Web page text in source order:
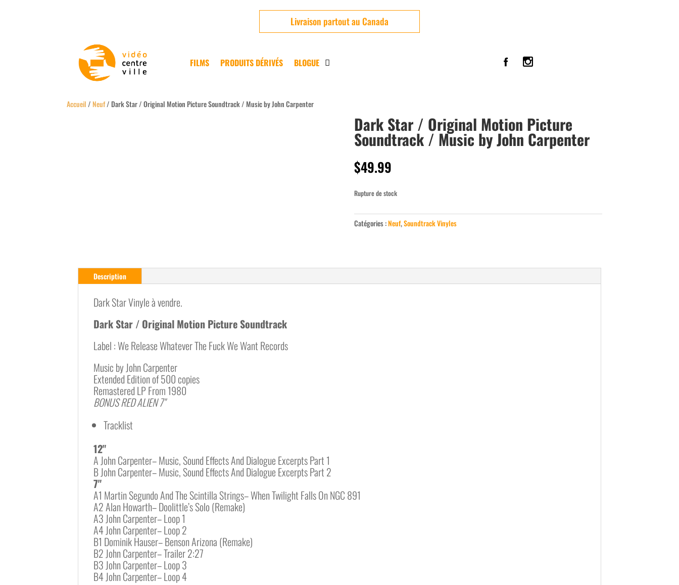
Livraison partout au Canada
FILMS PRODUITS DÉRIVÉS BLOGUE
Accueil /Neuf/ Dark Star / Original Motion Picture Soundtrack / Music by John Carpenter
Dark Star / Original Motion Picture
Soundtrack / Music by John Carpenter
$49.99
Rupture de stock
Catégories :Neuf,Soundtrack Vinyles
Description
Dark Star Vinyle à vendre.
Dark Star / Original Motion Picture Soundtrack
Label : We Release Whatever The Fuck We Want Records
Music by John Carpenter
Extended Edition of 500 copies
Remastered LP From 1980
BONUS RED ALIEN 7"
Tracklist
12"
A John Carpenter– Music, Sound Effects And Dialogue Excerpts Part 1
B John Carpenter– Music, Sound Effects And Dialogue Excerpts Part 2
7"
A1 Martin Segundo And The Scintilla Strings– When Twilight Falls On NGC 891
A2 Alan Howarth– Doolittle’s Solo (Remake)
A3 John Carpenter– Loop 1
A4 John Carpenter– Loop 2
B1 Dominik Hauser– Benson Arizona (Remake)
B2 John Carpenter– Trailer 2:27
B3 John Carpenter– Loop 3
B4 John Carpenter– Loop 4